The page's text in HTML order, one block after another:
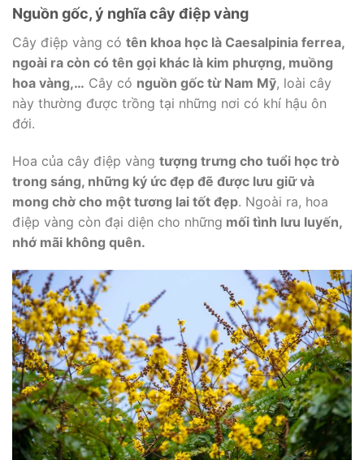
Nguồn gốc, ý nghĩa cây điệp vàng
Cây điệp vàng có tên khoa học là Caesalpinia ferrea,
ngoài ra còn có tên gọi khác là kim phượng, muồng
hoa vàng,… Cây có nguồn gốc từ Nam Mỹ, loài cây
này thường được trồng tại những nơi có khí hậu ôn
đới.
Hoa của cây điệp vàng tượng trưng cho tuổi học trò
trong sáng, những ký ức đẹp đẽ được lưu giữ và
mong chờ cho một tương lai tốt đẹp. Ngoài ra, hoa
điệp vàng còn đại diện cho những mối tình lưu luyến,
nhớ mãi không quên.